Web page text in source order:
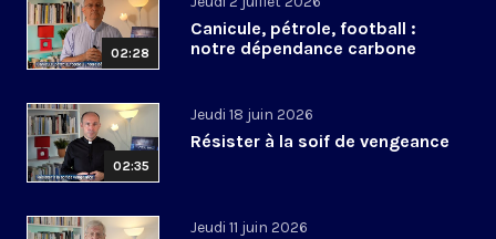
02:28
Canicule, pétrole, football :
notre dépendance carbone
02:35
Jeudi 18 juin 2026
Résister à la soif de vengeance
Jeudi 11 juin 2026